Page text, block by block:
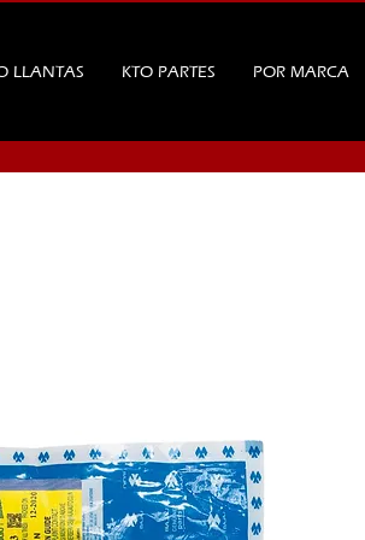
LLANTAS KTO PARTES POR MARCA